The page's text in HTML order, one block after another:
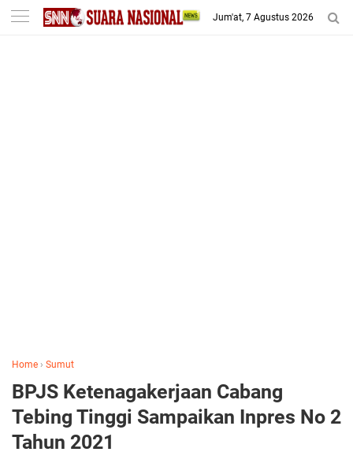
-->
Jum'at, 7 Agustus 2026
Home › Sumut
BPJS Ketenagakerjaan Cabang
Tebing Tinggi Sampaikan Inpres No 2
Tahun 2021